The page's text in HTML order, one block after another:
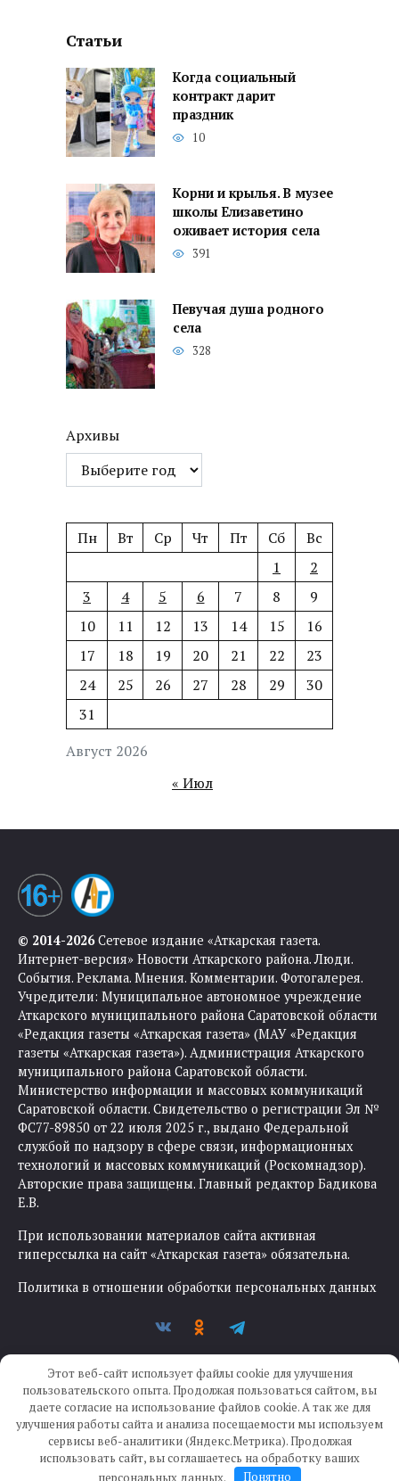
Статьи
Когда социальный
контракт дарит
праздник
10
Корни и крылья. В музее
школы Елизаветино
оживает история села
391
Певучая душа родного
села
328
Архивы
Август 2026
Пн Вт Ср Чт Пт Сб
Вс
1
2
3
4 5 6 7 8
9
10
11 12 13 14 15
16
17
18 19 20 21 22
23
24
25 26 27 28 29
30
31
« Июл
© 2014-2026Сетевое издание «Аткарская газета.
Интернет-версия» Новости Аткарского района. Люди.
События. Реклама. Мнения. Комментарии. Фотогалерея.
Учредители: Муниципальное автономное учреждение
Аткарского муниципального района Саратовской области
«Редакция газеты «Аткарская газета» (МАУ «Редакция
газеты «Аткарская газета»). Администрация Аткарского
муниципального района Саратовской области.
Министерство информации и массовых коммуникаций
Саратовской области. Свидетельство о регистрации Эл №
ФС77-89850 от 22 июля 2025 г., выдано Федеральной
службой по надзору в сфере связи, информационных
технологий и массовых коммуникаций (Роскомнадзор).
Авторские права защищены. Главный редактор Бадикова
Е.В.
При использовании материалов сайта активная
гиперссылка на сайт «Аткарская газета» обязательна.
Политика в отношении обработки персональных данных
Создание сайта —IKWEB
Этот веб-сайт использует файлы cookie для улучшения
пользовательского опыта. Продолжая пользоваться сайтом, вы
даете согласие на использование файлов cookie. А так же для
улучшения работы сайта и анализа посещаемости мы используем
сервисы веб-аналитики (Яндекс.Метрика). Продолжая
использовать сайт, вы соглашаетесь на обработку ваших
персональных данных.
Понятно